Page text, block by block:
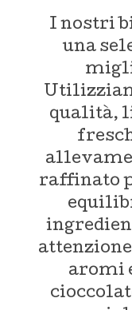
I nostri
una
qualità,
raffinato
aromi